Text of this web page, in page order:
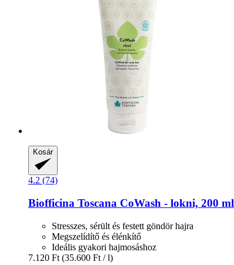
Kosár
4.2 (74)
Biofficina Toscana CoWash -​ lokni, 200 ml
Stresszes, sérült és festett göndör hajra
Megszelídítő és élénkítő
Ideális gyakori hajmosáshoz
7.120 Ft (35.600 Ft / l)